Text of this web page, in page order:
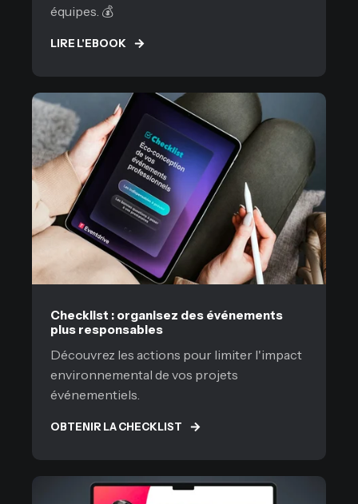
équipes. 💰
LIRE L'EBOOK
Checklist : organisez des événements
plus responsables
Découvrez les actions pour limiter l'impact
environnemental de vos projets
événementiels.
OBTENIR LA CHECKLIST